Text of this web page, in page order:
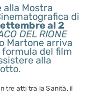
alla Mostra
di
al 2
DEL RIONE
Martone arriva
del film
alla
tre atti tra la Sanità, il